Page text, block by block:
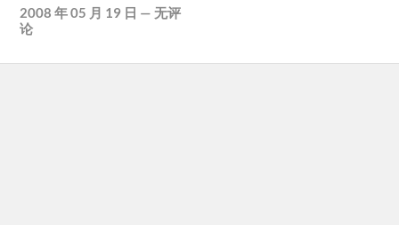
2008 年 05 月 19 日 —无评
论